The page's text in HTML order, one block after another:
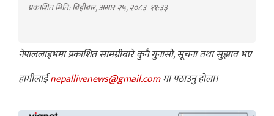
प्रकाशित मिति: बिहीबार, असार २५, २०८३ ११:३३
नेपाललाइभमा प्रकाशित सामग्रीबारे कुनै गुनासो, सूचना तथा सुझाव भए
हामीलाईnepallivenews@gmail.comमा पठाउनु होला।